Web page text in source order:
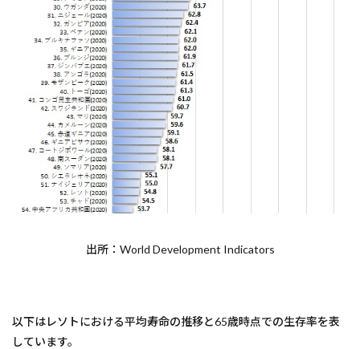
出所：World Development Indicators
以下はレソトにおける平均寿命の推移と65歳時点での生存率を表
しています。